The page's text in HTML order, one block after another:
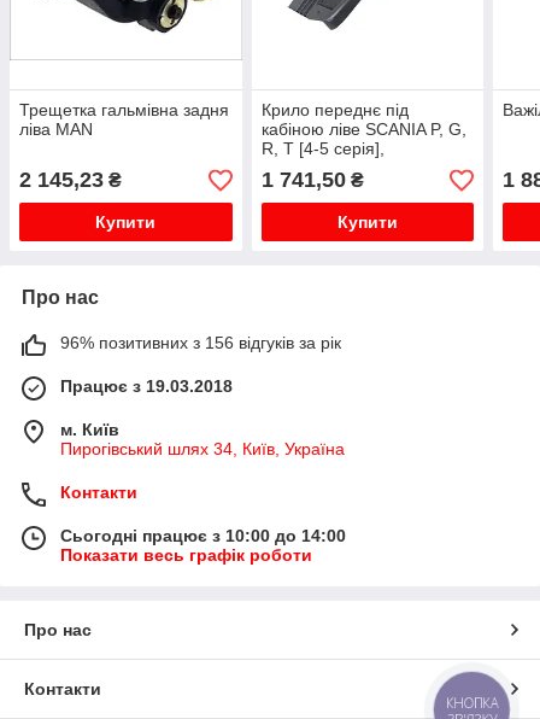
Трещетка гальмівна задня
ліва MAN
2 145,23 ₴
Купити
Крило переднє під
кабіною ліве SCANIA P, G,
R, T [4-5 серія],
1 741,50₴
Купити
1
Про нас
96% позитивних з 156 відгуків за рік
Працює з 19.03.2018
м. Київ
Пирогівський шлях 34, Київ, Україна
Контакти
Сьогодні працює з 10:00 до 14:00
Показати весь графік роботи
Про нас
Контакти
КНОПКА